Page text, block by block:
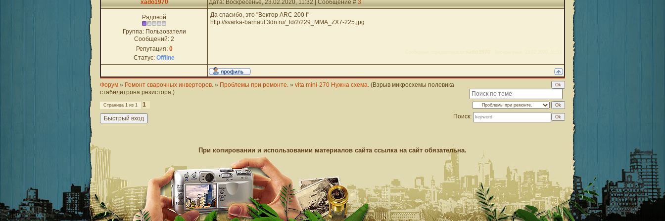
xado1970 Дата: Воскресенье, 23.02.2020, 11:32 | Сообщение # 3
Рядовой
Группа: Пользователи
Сообщений: 2
Репутация: 0
Статус: Offline
Да спасибо, это "Вектор ARC 200 I"
http://svarka-barnaul.3dn.ru/_ld/2/229_MMA_ZX7-225.jpg
Форум » Ремонт сварочных инверторов. » Проблемы при ремонте. » vita mini-270 Нужна схема. (Взрыв микросхемы полевика
стабилитрона резистора.)
Страница 1 из 1
1
Поиск:
При копировании и использовании материалов сайта ссылка на сайт обязательна.